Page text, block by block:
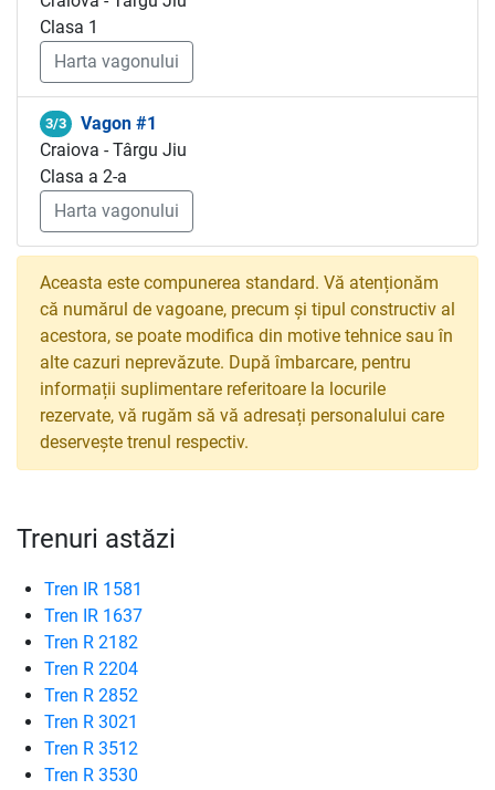
Clasa 1
Harta vagonului
3/3
Vagon #1
Craiova - Târgu Jiu
Clasa a 2-a
Harta vagonului
Aceasta este compunerea standard. Vă atenționăm
că numărul de vagoane, precum și tipul constructiv al
acestora, se poate modifica din motive tehnice sau în
alte cazuri neprevăzute. După îmbarcare, pentru
informații suplimentare referitoare la locurile
rezervate, vă rugăm să vă adresați personalului care
deservește trenul respectiv.
Trenuri astăzi
Tren IR 1581
Tren IR 1637
Tren R 2182
Tren R 2204
Tren R 2852
Tren R 3021
Tren R 3512
Tren R 3530